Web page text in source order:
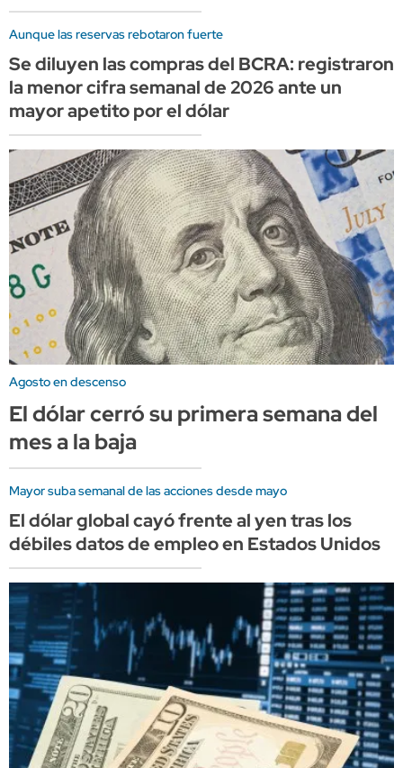
Aunque las reservas rebotaron fuerte
Se diluyen las compras del BCRA: registraron
la menor cifra semanal de 2026 ante un
mayor apetito por el dólar
Agosto en descenso
El dólar cerró su primera semana del
mes a la baja
Mayor suba semanal de las acciones desde mayo
El dólar global cayó frente al yen tras los
débiles datos de empleo en Estados Unidos